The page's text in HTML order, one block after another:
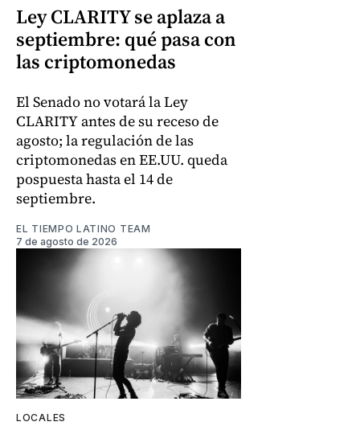
Ley CLARITY se aplaza a
septiembre: qué pasa con
las criptomonedas
El Senado no votará la Ley
CLARITY antes de su receso de
agosto; la regulación de las
criptomonedas en EE.UU. queda
pospuesta hasta el 14 de
septiembre.
EL TIEMPO LATINO TEAM
7 de agosto de 2026
LOCALES